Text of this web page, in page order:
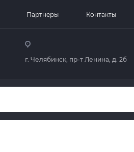
Партнеры Контакты
г. Челябинск, пр-т Ленина, д. 2б